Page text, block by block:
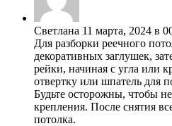
Светлана 11 марта, 2024 в
Для разборки реечного
декоративных заглушек,
рейки, начиная с угла или
отвертку или шпатель для
Будьте осторожны, чтобы
крепления. После снятия
потолка.